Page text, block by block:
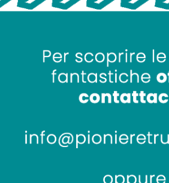
Camping Pionier
Tuscia